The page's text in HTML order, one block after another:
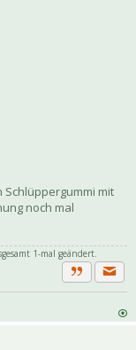
Schlüppergummi mit
noch mal
1-mal geändert.
Zitat